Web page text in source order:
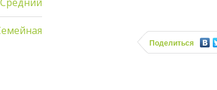
Поделиться